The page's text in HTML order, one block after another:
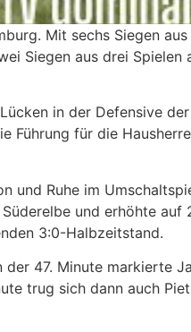
Mit sechs Siegen
Siegen aus drei Spielen
in der Defensive
für die
und Ruhe im
und erhöhte auf
3:0-Halbzeitstand.
47. Minute markierte
trug sich dann auch